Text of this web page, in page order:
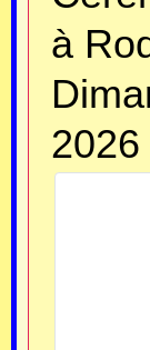
à
2026